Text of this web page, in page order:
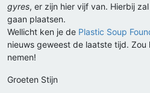
gyres, er zijn hier vijf van. Hierbij
gaan plaatsen.
Wellicht ken je de Plastic Soup
nieuws geweest de laatste tijd.
nemen!
Groeten Stijn